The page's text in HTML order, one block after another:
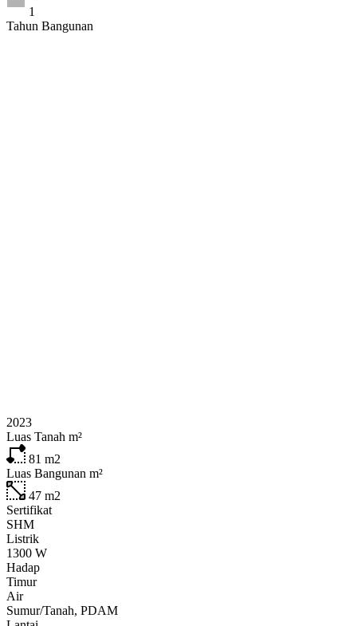
1
Tahun Bangunan
2023
Luas Tanah m²
81 m2
Luas Bangunan m²
47 m2
Sertifikat
SHM
Listrik
1300 W
Hadap
Timur
Air
Sumur/Tanah, PDAM